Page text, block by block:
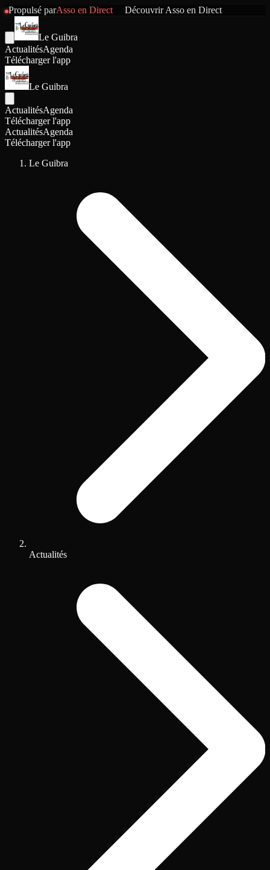
Propulsé parAsso en Direct DécouvrirAsso en Direct
Le Guibra
ActualitésAgenda
Télécharger l'app
Le Guibra
ActualitésAgenda
Télécharger l'app
ActualitésAgenda
Télécharger l'app
Le Guibra
Actualités